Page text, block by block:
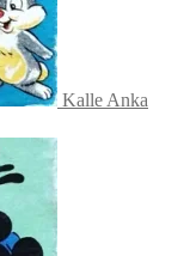
Kalle Anka